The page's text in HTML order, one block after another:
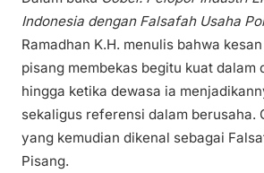
Indonesia dengan Falsafah Usaha
Ramadhan K.H. menulis bahwa
pisang membekas begitu kuat dalam
hingga ketika dewasa ia
sekaligus referensi dalam berusaha.
yang kemudian dikenal sebagai
Pisang.